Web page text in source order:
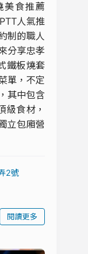
美食推薦
人氣推
制的職人
分享忠孝
鐵板燒套
單，不定
其中包含
食材，
立包廂營
2號
閱讀更多